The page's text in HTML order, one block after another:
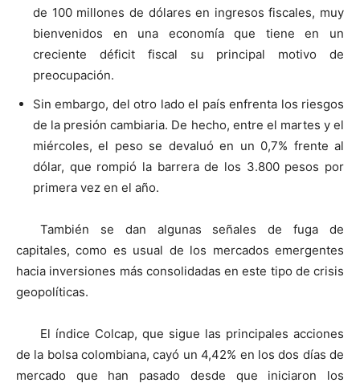
de 100 millones de dólares en ingresos fiscales, muy
bienvenidos en una economía que tiene en un
creciente déficit fiscal su principal motivo de
preocupación.
Sin embargo, del otro lado el país enfrenta los riesgos
de la presión cambiaria. De hecho, entre el martes y el
miércoles, el peso se devaluó en un 0,7% frente al
dólar, que rompió la barrera de los 3.800 pesos por
primera vez en el año.
También se dan algunas señales de fuga de
capitales, como es usual de los mercados emergentes
hacia inversiones más consolidadas en este tipo de crisis
geopolíticas.
El índice Colcap, que sigue las principales acciones
de la bolsa colombiana, cayó un 4,42% en los dos días de
mercado que han pasado desde que iniciaron los